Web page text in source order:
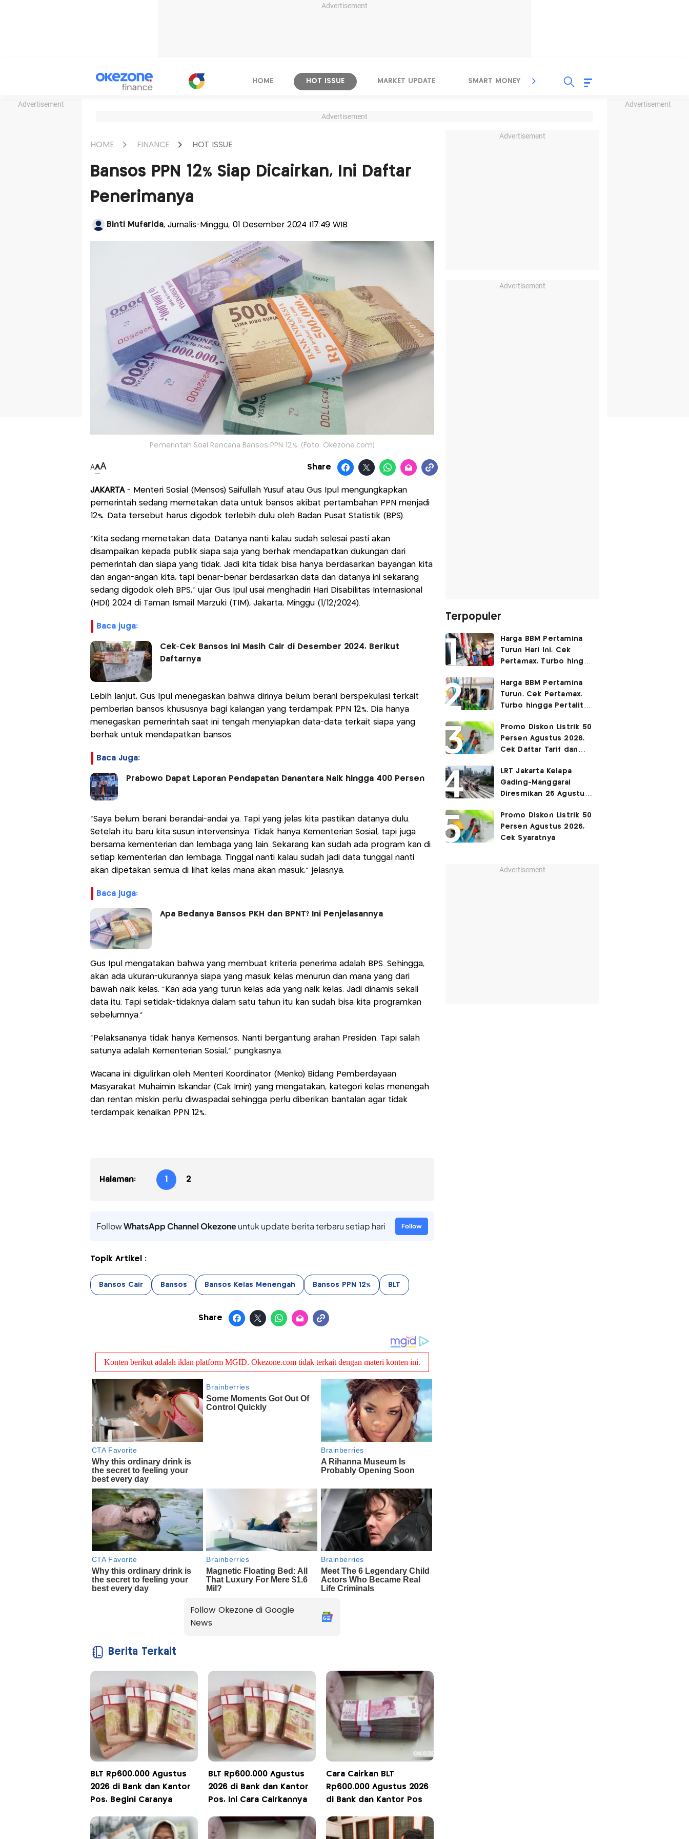
Advertisement
Advertisement Advertisement
HOME HOT ISSUE MARKET UPDATE SMART MONEY INSPIRASI BISNIS
Advertisement
HOME FINANCE HOT ISSUE
Bansos PPN 12% Siap Dicairkan, Ini Daftar
Penerimanya
Binti Mufarida, Jurnalis-Minggu, 01 Desember 2024 |17:49 WIB
Pemerintah Soal Rencana Bansos PPN 12%. (Foto: Okezone.com)
AAA Share
JAKARTA - Menteri Sosial (Mensos) Saifullah Yusuf atau Gus Ipul mengungkapkan
pemerintah sedang memetakan data untuk bansos akibat pertambahan PPN menjadi
12%. Data tersebut harus digodok terlebih dulu oleh Badan Pusat Statistik (BPS).
“Kita sedang memetakan data. Datanya nanti kalau sudah selesai pasti akan
disampaikan kepada publik siapa saja yang berhak mendapatkan dukungan dari
pemerintah dan siapa yang tidak. Jadi kita tidak bisa hanya berdasarkan bayangan kita
dan angan-angan kita, tapi benar-benar berdasarkan data dan datanya ini sekarang
sedang digodok oleh BPS,” ujar Gus Ipul usai menghadiri Hari Disabilitas Internasional
(HDI) 2024 di Taman Ismail Marzuki (TIM), Jakarta, Minggu (1/12/2024).
baca juga:
Cek-Cek Bansos Ini Masih Cair di Desember 2024, Berikut
Daftarnya
Lebih lanjut, Gus Ipul menegaskan bahwa dirinya belum berani berspekulasi terkait
pemberian bansos khususnya bagi kalangan yang terdampak PPN 12%. Dia hanya
menegaskan pemerintah saat ini tengah menyiapkan data-data terkait siapa yang
berhak untuk mendapatkan bansos.
Baca Juga:
Prabowo Dapat Laporan Pendapatan Danantara Naik hingga 400 Persen
“Saya belum berani berandai-andai ya. Tapi yang jelas kita pastikan datanya dulu.
Setelah itu baru kita susun intervensinya. Tidak hanya Kementerian Sosial, tapi juga
bersama kementerian dan lembaga yang lain. Sekarang kan sudah ada program kan di
setiap kementerian dan lembaga. Tinggal nanti kalau sudah jadi data tunggal nanti
akan dipetakan semua di lihat kelas mana akan masuk,” jelasnya.
baca juga:
Apa Bedanya Bansos PKH dan BPNT? Ini Penjelasannya
Gus Ipul mengatakan bahwa yang membuat kriteria penerima adalah BPS. Sehingga,
akan ada ukuran-ukurannya siapa yang masuk kelas menurun dan mana yang dari
bawah naik kelas. “Kan ada yang turun kelas ada yang naik kelas. Jadi dinamis sekali
data itu. Tapi setidak-tidaknya dalam satu tahun itu kan sudah bisa kita programkan
sebelumnya.”
“Pelaksananya tidak hanya Kemensos. Nanti bergantung arahan Presiden. Tapi salah
satunya adalah Kementerian Sosial,” pungkasnya.
Wacana ini digulirkan oleh Menteri Koordinator (Menko) Bidang Pemberdayaan
Masyarakat Muhaimin Iskandar (Cak Imin) yang mengatakan, kategori kelas menengah
dan rentan miskin perlu diwaspadai sehingga perlu diberikan bantalan agar tidak
terdampak kenaikan PPN 12%.
Halaman: 1 2
FollowWhatsApp Channel Okezoneuntuk update berita terbaru setiap hari Follow
Topik Artikel :
Bansos Cair Bansos Bansos Kelas Menengah Bansos PPN 12% BLT
Share
Follow Okezone di Google
News
Berita Terkait
BLT Rp600.000 Agustus
2026 di Bank dan Kantor
Pos, Begini Caranya
BLT Rp600.000 Agustus
2026 di Bank dan Kantor
Pos, Ini Cara Cairkannya
Cara Cairkan BLT
Rp600.000 Agustus 2026
di Bank dan Kantor Pos
Advertisement
Advertisement
Terpopuler
Harga BBM Pertamina
Turun Hari Ini, Cek
Pertamax, Turbo hingga
2026
Harga BBM Pertamina
Turun, Cek Pertamax,
Turbo hingga Pertalite
Promo Diskon Listrik 50
Persen Agustus 2026,
Cek Daftar Tarif dan
LRT Jakarta Kelapa
Gading-Manggarai
Diresmikan 26 Agustus
Promo Diskon Listrik 50
Persen Agustus 2026,
Cek Syaratnya
Advertisement